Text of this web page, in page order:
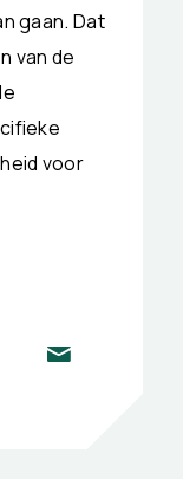
gaan. Dat
van de
voor